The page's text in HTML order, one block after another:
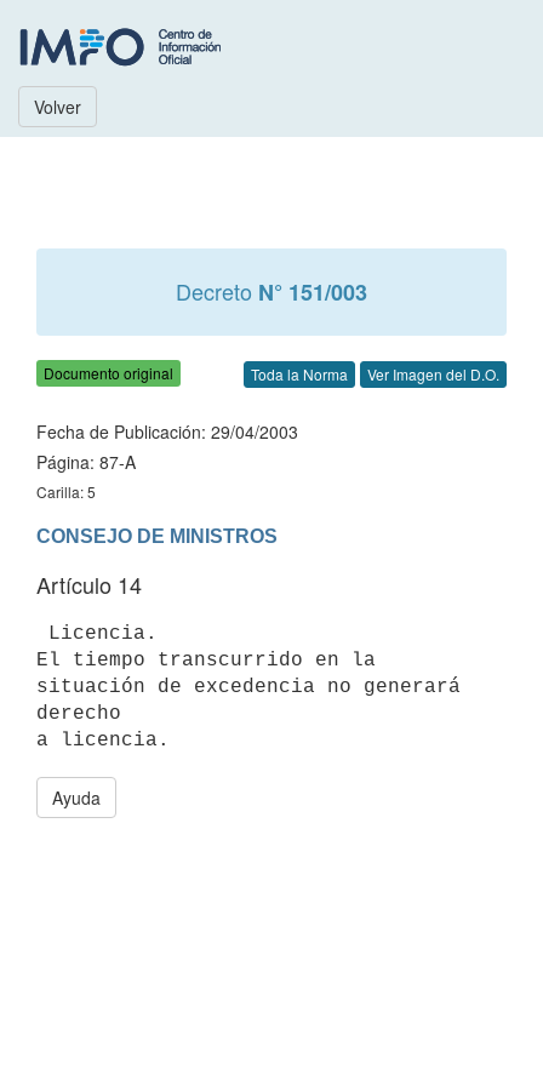
Volver
Decreto N° 151/003
Documento original Toda la Norma Ver Imagen del D.O.
Fecha de Publicación: 29/04/2003
Página: 87-A
Carilla: 5
CONSEJO DE MINISTROS
Artículo 14
El tiempo transcurrido en la
situación de excedencia no generará
derecho
Ayuda